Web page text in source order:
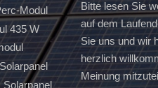
Modul
435 W
Solarpanel
Bitte lesen Sie
auf dem
Sie uns und wir
herzlich
Meinung